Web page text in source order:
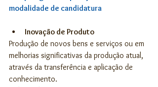
modalidade de candidatura
Inovação de Produto
Produção de novos bens e serviços ou em
melhorias significativas da produção atual,
através da transferência e aplicação de
conhecimento.